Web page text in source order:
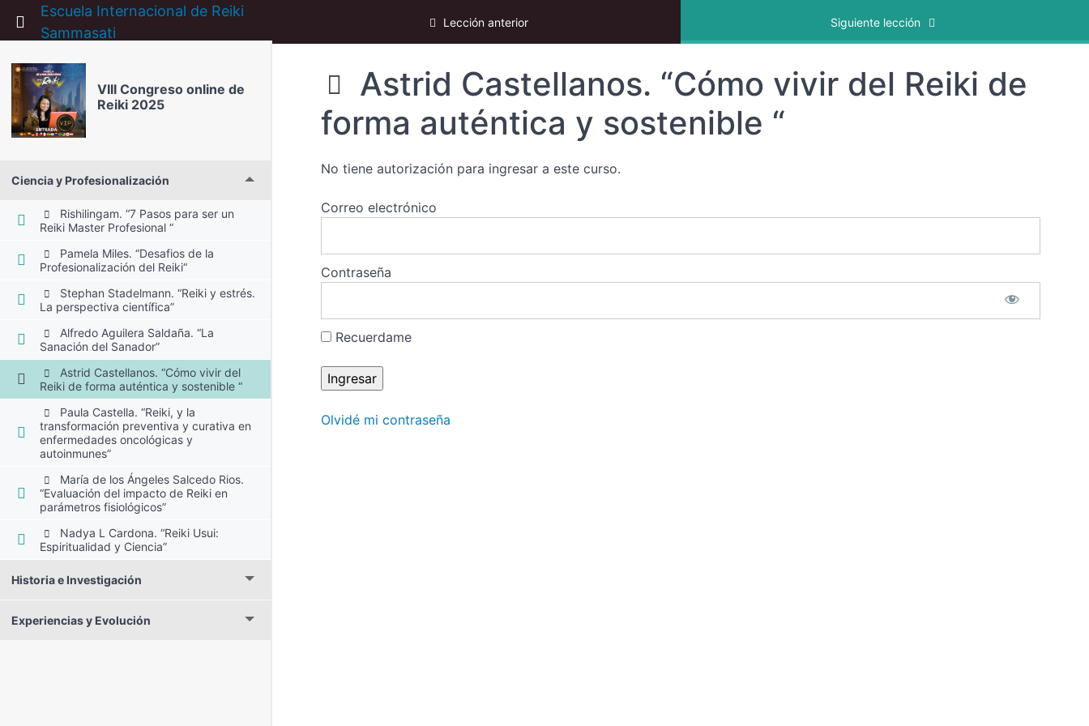
Return to course: VIII Congreso online de Reiki 2025
Escuela Internacional de Reiki
Sammasati
Lección anterior Siguiente lección
VIII Congreso online de
Reiki 2025
Ciencia y Profesionalización
Rishilingam. “7 Pasos para ser un
Reiki Master Profesional “
Pamela Miles. “Desafios de la
Profesionalización del Reiki“
Stephan Stadelmann. “Reiki y estrés.
La perspectiva científica”
Alfredo Aguilera Saldaña. “La
Sanación del Sanador”
Astrid Castellanos. “Cómo vivir del
Reiki de forma auténtica y sostenible “
Paula Castella. “Reiki, y la
transformación preventiva y curativa en
enfermedades oncológicas y
autoinmunes”
María de los Ángeles Salcedo Rios.
“Evaluación del impacto de Reiki en
parámetros fisiológicos”
Nadya L Cardona. “Reiki Usui:
Espiritualidad y Ciencia”
Historia e Investigación
Experiencias y Evolución
Astrid Castellanos. “Cómo vivir del Reiki de
forma auténtica y sostenible “
No tiene autorización para ingresar a este curso.
Correo electrónico
Contraseña
Recuerdame
Olvidé mi contraseña